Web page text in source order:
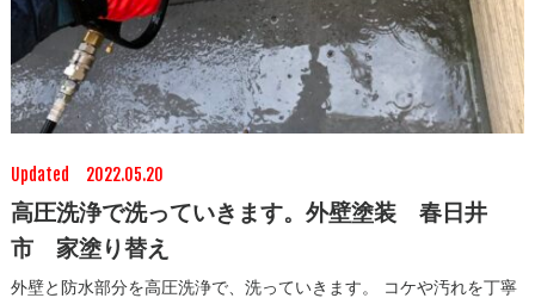
Updated 2022.05.20
高圧洗浄で洗っていきます。外壁塗装 春日井
市 家塗り替え
外壁と防水部分を高圧洗浄で、洗っていきます。 コケや汚れを丁寧